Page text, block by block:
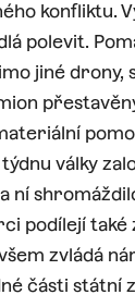
konfliktu.
polevit.
jiné drony,
války
ní
podílejí
zvládá
části státní